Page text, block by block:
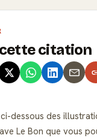
citation
dessous des
Le Bon que vous